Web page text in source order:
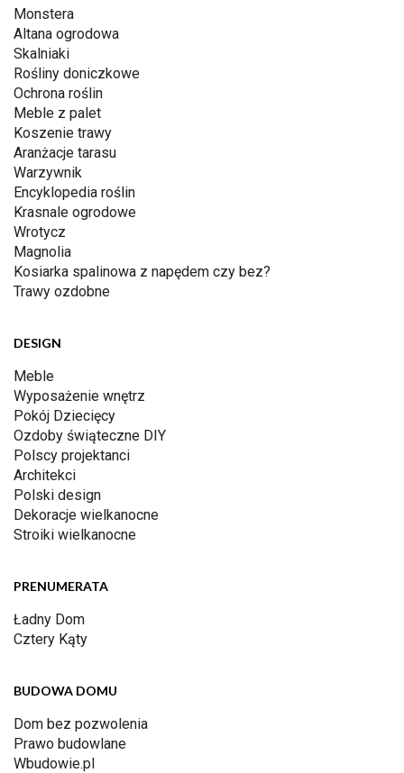
Monstera
Altana ogrodowa
Skalniaki
Rośliny doniczkowe
Ochrona roślin
Meble z palet
Koszenie trawy
Aranżacje tarasu
Warzywnik
Encyklopedia roślin
Krasnale ogrodowe
Wrotycz
Magnolia
Kosiarka spalinowa z napędem czy bez?
Trawy ozdobne
DESIGN
Meble
Wyposażenie wnętrz
Pokój Dziecięcy
Ozdoby świąteczne DIY
Polscy projektanci
Architekci
Polski design
Dekoracje wielkanocne
Stroiki wielkanocne
PRENUMERATA
Ładny Dom
Cztery Kąty
BUDOWA DOMU
Dom bez pozwolenia
Prawo budowlane
Wbudowie.pl